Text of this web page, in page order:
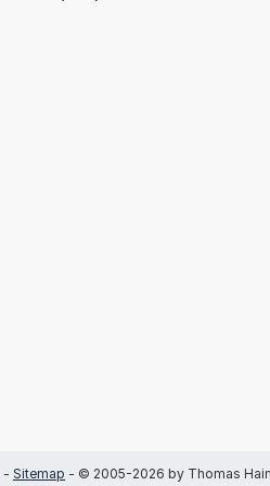
- Sitemap - © 2005-2026 by Thomas